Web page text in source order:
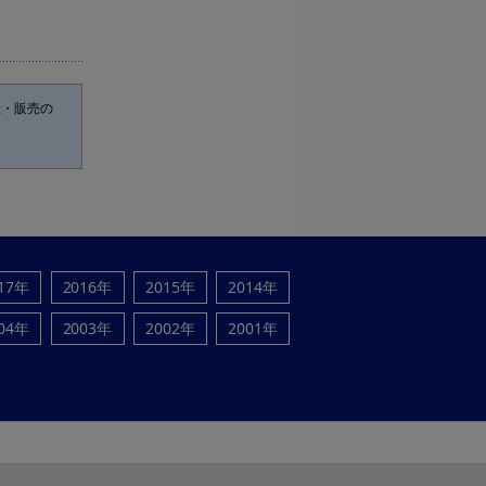
販売の
年 2016年 2015年
2014年
年
2003年 2002年 2001年